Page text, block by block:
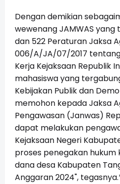
Dengan demikian
wewenang JAMWAS
dan 522 Peraturan Jaksa
006/A/JA/07/2017
Kerja Kejaksaan Republik
mahasiswa yang
Kebijakan Publik dan
memohon kepada Jaksa
Pengawasan (Janwas)
dapat melakukan
Kejaksaan Negeri
proses penegakan hukum
dana desa Kabupaten
Anggaran 2024",